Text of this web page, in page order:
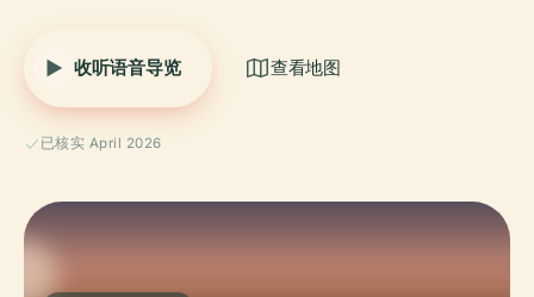
收听语音导览 查看地图
已核实 April 2026